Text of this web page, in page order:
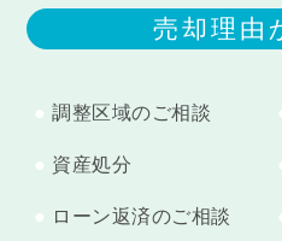
売却理由
調整区域のご相談
資産処分
ローン返済のご相談